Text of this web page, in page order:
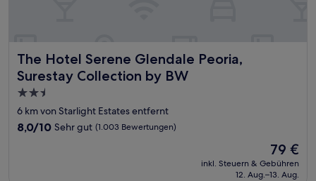
The Hotel Serene Glendale Peoria,
Surestay Collection by BW
The Hotel Serene Glendale Peoria, Surestay Collection by
2.5-
Sterne-
Unterkunft
6 km von Starlight Estates entfernt
8.0
8,0/10 Sehr gut (1.003 Bewertungen)
Der
Preis
beträgt
79 €
inkl. Steuern & Gebühren
12. Aug.–13. Aug.